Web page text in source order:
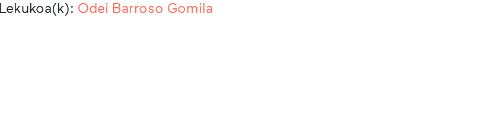
Lekukoa(k): Odei Barroso Gomila